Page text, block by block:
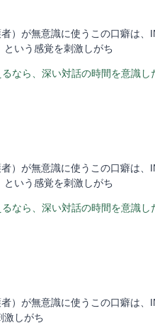
）が無意識に使うこの口癖は
いう感覚を刺激しがち
なら、深い対話の時間を意識
）が無意識に使うこの口癖は
いう感覚を刺激しがち
なら、深い対話の時間を意識
）が無意識に使うこの口癖は
激しがち